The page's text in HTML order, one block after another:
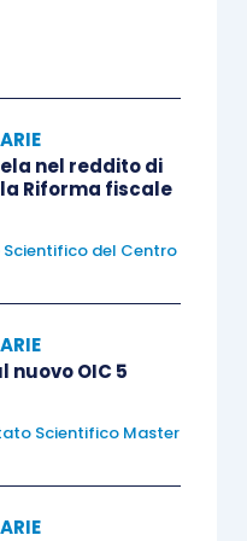
del quadro RQ
14% da 5.000.000 a
10.000.000
dell’avviamento
ex D.L. 185/2008,
con ilmodello
al conferimento
lasez. VI – B del
da versare inunica
dell’esercizioin
nel reddito di
Riforma fiscale
del Centro
nuovo OIC 5
Scientifico Master